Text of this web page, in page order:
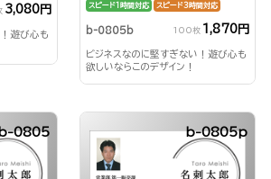
3,080円
遊び心も
スピード1時間対応 スピード3時間対応
b-0805b 100枚 1,870円
ビジネスなのに堅すぎない！遊び心も
欲しいならこのデザイン！
0805 b-0805p